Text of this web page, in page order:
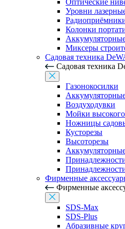
Оптические
Уровни
Колонки
Миксеры
Садовая техника
Садовая техника
Газонокосилки
Воздуходувки
Мойки
Ножницы
Кусторезы
Высоторезы
Фирменные
Фирменные
SDS-Max
SDS-Plus
Абразивные